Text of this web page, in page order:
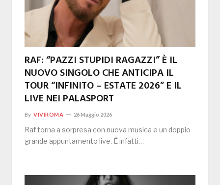
RAF: “PAZZI STUPIDI RAGAZZI” È IL
NUOVO SINGOLO CHE ANTICIPA IL
TOUR “INFINITO – ESTATE 2026” E IL
LIVE NEI PALASPORT
By VIVIROMA 26 Maggio 2026
Raf torna a sorpresa con nuova musica e un doppio
grande appuntamento live. È infatti…